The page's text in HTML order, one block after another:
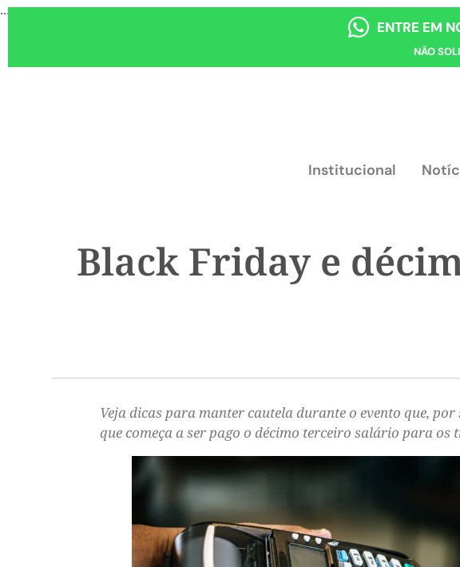
...
ENTRE EM
NÃO
Institucional
Black Friday e
Veja dicas para manter cautela durante o evento que,
que começa a ser pago o décimo terceiro salário para